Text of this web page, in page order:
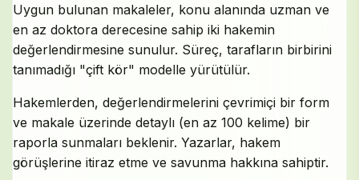
Uygun bulunan makaleler, konu alanında uzman ve
en az doktora derecesine sahip iki hakemin
değerlendirmesine sunulur. Süreç, tarafların birbirini
tanımadığı "çift kör" modelle yürütülür.
Hakemlerden, değerlendirmelerini çevrimiçi bir form
ve makale üzerinde detaylı (en az 100 kelime) bir
raporla sunmaları beklenir. Yazarlar, hakem
görüşlerine itiraz etme ve savunma hakkına sahiptir.